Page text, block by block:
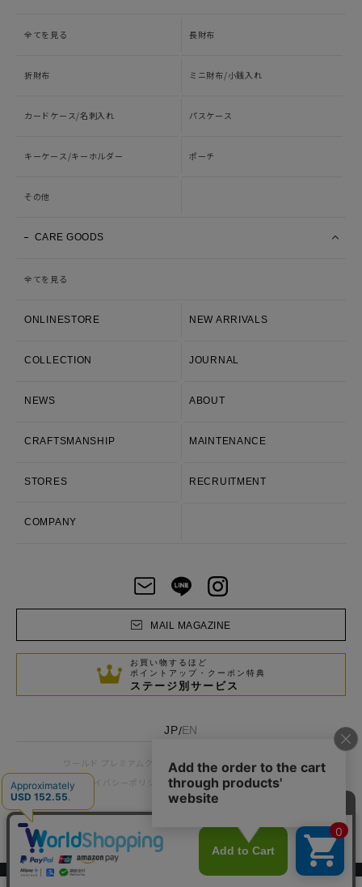
全てを見る 長財布
折財布 ミニ財布/小銭入れ
カードケース/名刺入れ パスケース
キーケース/キーホルダー ポーチ
その他
CARE GOODS
全てを見る
ONLINESTORE NEW ARRIVALS
COLLECTION JOURNAL
NEWS ABOUT
CRAFTSMANSHIP MAINTENANCE
STORES RECRUITMENT
COMPANY
MAIL MAGAZINE
お買い物するほど
ポイントアップ・クーポン特典
ステージ別サービス
JP/EN
ワールド プレミアムクラブ お客様窓口
企業情報
プライバシーポリシー
サイトポリシー 利用規約
© WORLD CO., LTD
スマートフォン ｜PC